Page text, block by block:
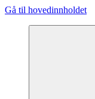
Gå til hovedinnholdet